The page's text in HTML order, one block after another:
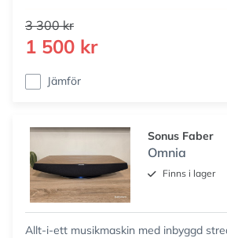
3 300 kr
1 500 kr
Jämför
Sonus Faber
Omnia
Finns i lager
Allt-i-ett musikmaskin med inbyggd